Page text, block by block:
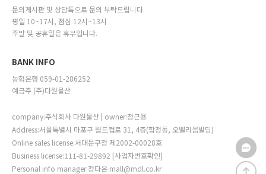
문의게시판 및 상담톡으로 문의 부탁드립니다.
평일 10~17시, 점심 12시~13시
주말 및 공휴일은 휴무입니다.
BANK INFO
농협은행 059-01-286252
예금주 (주)다원물산
company:주식회사 다원물산 | owner:정근용
Address:서울특별시 마포구 월드컵로 31, 4층(합정동, 오벨리움빌딩)
Online sales license:서대문구청 제2002-00028호
Business license:111-81-29892 [사업자번호확인]
Personal info manager:정다은 mall@mdl.co.kr